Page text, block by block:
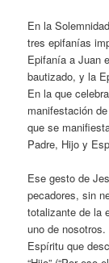
En la
tres epifanías
Epifanía a Juan
bautizado, y la
En la que
manifestación
que se
Padre, Hijo y
Ese gesto de
pecadores, sin
totalizante de la
uno de
Espíritu que